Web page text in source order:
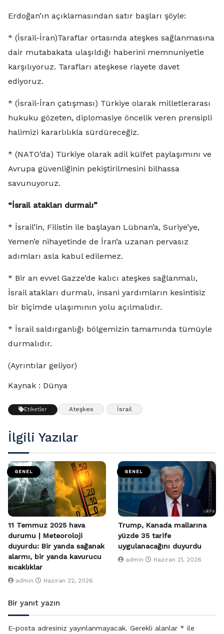
Erdoğan’ın açıklamasından satır başları şöyle:
* (İsrail-İran)Taraflar ortasında ateşkes sağlanmasına
dair mutabakata ulaşıldığı haberini memnuniyetle
karşılıyoruz. Tarafları ateşkese riayete davet
ediyoruz.
* (İsrail-İran çatışması) Türkiye olarak milletlerarası
hukuku gözeten, diplomasiye öncelik veren prensipli
halimizi kararlılıkla sürdüreceğiz.
* (NATO’da) Türkiye olarak adil külfet paylaşımını ve
Avrupa güvenliğinin pekiştirilmesini bilhassa
savunuyoruz.
“İsrail atakları durmalı”
* İsrail’in, Filistin ile başlayan Lübnan’a, Suriye’ye,
Yemen’e nihayetinde de İran’a uzanan pervasız
adımları asla kabul edilemez.
* Bir an evvel Gazze’de kalıcı ateşkes sağlanmalı,
İsrail atakları durmalı, insani yardımların kesintisiz
bir biçimde ulaşımının yolu açılmalıdır.
* İsrail saldırganlığı bölgemizin tamamında tümüyle
durmalıdır.
(Ayrıntılar geliyor)
Kaynak : Dünya
Etiketler Ateşkes İsrail
İlgili Yazılar
GENEL
11 Temmuz 2025 hava
durumu | Meteoroloji
duyurdu: Bir yanda sağanak
alarmı, bir yanda kavurucu
sıcaklıklar
admin Haziran 22, 2026
GENEL
Trump, Kanada mallarına
yüzde 35 tarife
uygulanacağını duyurdu
admin Haziran 21, 2026
Bir yanıt yazın
E-posta adresiniz yayınlanmayacak. Gerekli alanlar * ile